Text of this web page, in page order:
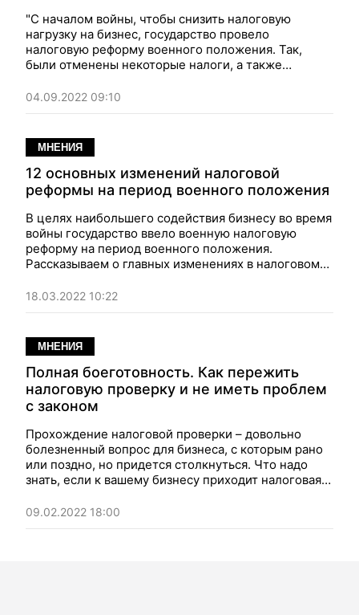
"С началом войны, чтобы снизить налоговую
нагрузку на бизнес, государство провело
налоговую реформу военного положения. Так,
были отменены некоторые налоги, а также
запрет недолго. Уже буквально через несколько
недель в нем начали появляться исключения. И со
разрешены сейчас и каким образом они должны
происходить?". Мнение.
04.09.2022 09:10
МНЕНИЯ
12 основных изменений налоговой
реформы на период военного положения
В целях наибольшего содействия бизнесу во время
войны государство ввело военную налоговую
реформу на период военного положения.
Рассказываем о главных изменениях в налоговом
18.03.2022 10:22
МНЕНИЯ
Полная боеготовность. Как пережить
налоговую проверку и не иметь проблем
с законом
Прохождение налоговой проверки – довольно
болезненный вопрос для бизнеса, с которым рано
или поздно, но придется столкнуться. Что надо
знать, если к вашему бизнесу приходит налоговая
09.02.2022 18:00